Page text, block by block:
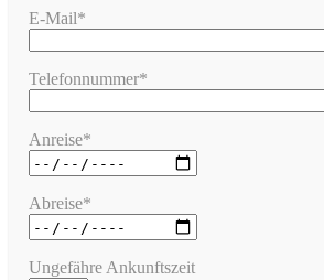
E-Mail*
Telefonnummer*
Anreise*
Abreise*
Ungefähre Ankunftszeit